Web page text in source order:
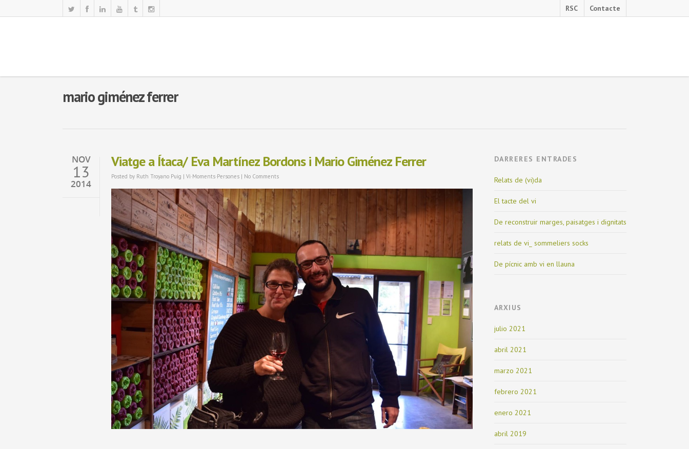
RSC Contacte
mario giménez ferrer
NOV
13
2014
Viatge a Ítaca/ Eva Martínez Bordons i Mario Giménez Ferrer
Posted by Ruth Troyano Puig | Vi·Moments·Persones | No Comments
DARRERES ENTRADES
Relats de (vi)da
El tacte del vi
De reconstruir marges, paisatges i dignitats
relats de vi_ sommeliers socks
De pícnic amb vi en llauna
ARXIUS
julio 2021
abril 2021
marzo 2021
febrero 2021
enero 2021
abril 2019